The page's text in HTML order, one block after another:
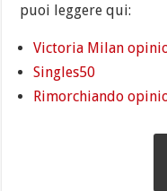
puoi leggere qui:
Victoria Milan
Singles50
Rimorchiando